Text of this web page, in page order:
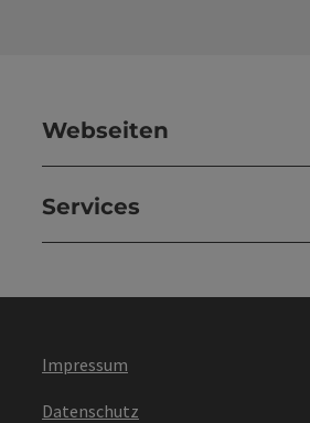
Webseiten
Services
Impressum
Datenschutz